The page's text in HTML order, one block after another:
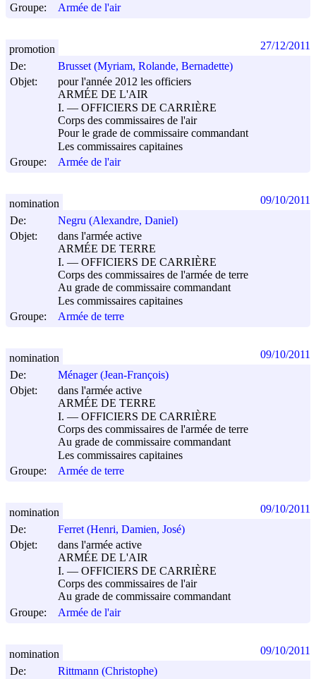
Groupe:
Armée de l'air
De:
Brusset (Myriam, Rolande, Bernadette)
Objet:
pour l'année 2012 les officiers
ARMÉE DE L'AIR
I. ― OFFICIERS DE CARRIÈRE
Corps des commissaires de l'air
Pour le grade de commissaire commandant
Les commissaires capitaines
Groupe:
Armée de l'air
promotion 27/12/2011
De:
Negru (Alexandre, Daniel)
Objet:
dans l'armée active
ARMÉE DE TERRE
I. ― OFFICIERS DE CARRIÈRE
Corps des commissaires de l'armée de terre
Au grade de commissaire commandant
Les commissaires capitaines
Groupe:
Armée de terre
nomination 09/10/2011
De:
Ménager (Jean-François)
Objet:
dans l'armée active
ARMÉE DE TERRE
I. ― OFFICIERS DE CARRIÈRE
Corps des commissaires de l'armée de terre
Au grade de commissaire commandant
Les commissaires capitaines
Groupe:
Armée de terre
nomination 09/10/2011
De:
Ferret (Henri, Damien, José)
Objet:
dans l'armée active
ARMÉE DE L'AIR
I. ― OFFICIERS DE CARRIÈRE
Corps des commissaires de l'air
Au grade de commissaire commandant
Groupe:
Armée de l'air
nomination 09/10/2011
De:
Rittmann (Christophe)
nomination 09/10/2011